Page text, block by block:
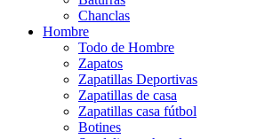
Chanclas
Hombre
Todo de Hombre
Zapatos
Zapatillas Deportivas
Zapatillas de casa
Zapatillas casa fútbol
Botines